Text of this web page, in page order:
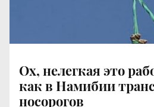
Ох, нелегкая это
как в Намибии
носорогов